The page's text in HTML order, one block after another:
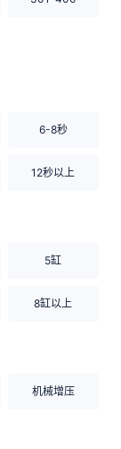
6-8秒
12秒以上
5缸
8缸以上
机械增压